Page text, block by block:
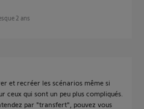
2 ans
et recréer les scénarios même si
ceux qui sont un peu plus compliqués.
par "transfert", pouvez vous